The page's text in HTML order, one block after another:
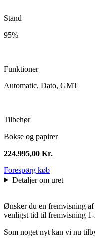
Stand
95%
Funktioner
Automatic, Dato, GMT
Tilbehør
Bokse og papirer
224.995,00 Kr.
Forespørg køb
Detaljer om uret
Ønsker du en fremvisning af
venligst tid til fremvisning 1-
Som noget nyt kan vi nu